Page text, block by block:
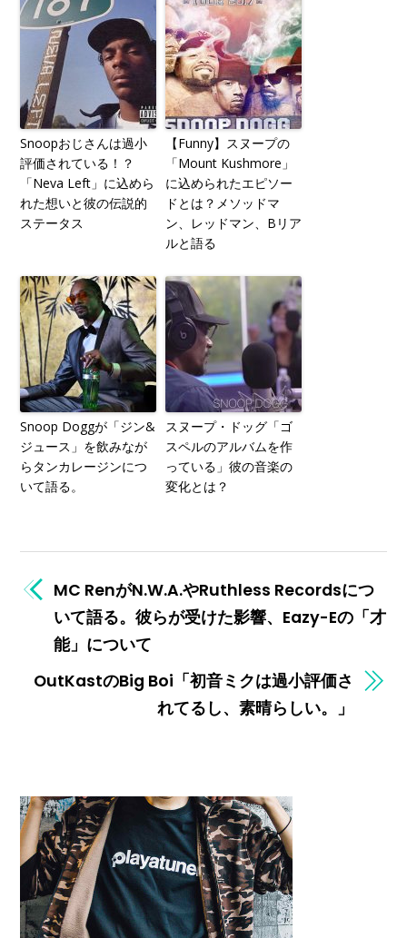
Snoopおじさんは過小
評価されている！？
「Neva Left」に込めら
れた想いと彼の伝説的
ステータス
【Funny】スヌープの
「Mount Kushmore」
に込められたエピソー
ドとは？メソッドマ
ン、レッドマン、Bリア
ルと語る
Snoop Doggが「ジン&
ジュース」を飲みなが
らタンカレージンにつ
いて語る。
スヌープ・ドッグ「ゴ
スペルのアルバムを作
っている」彼の音楽の
変化とは？
MC RenがN.W.A.やRuthless Recordsにつ
いて語る。彼らが受けた影響、Eazy-Eの「才
能」について
OutKastのBig Boi「初音ミクは過小評価さ
れてるし、素晴らしい。」